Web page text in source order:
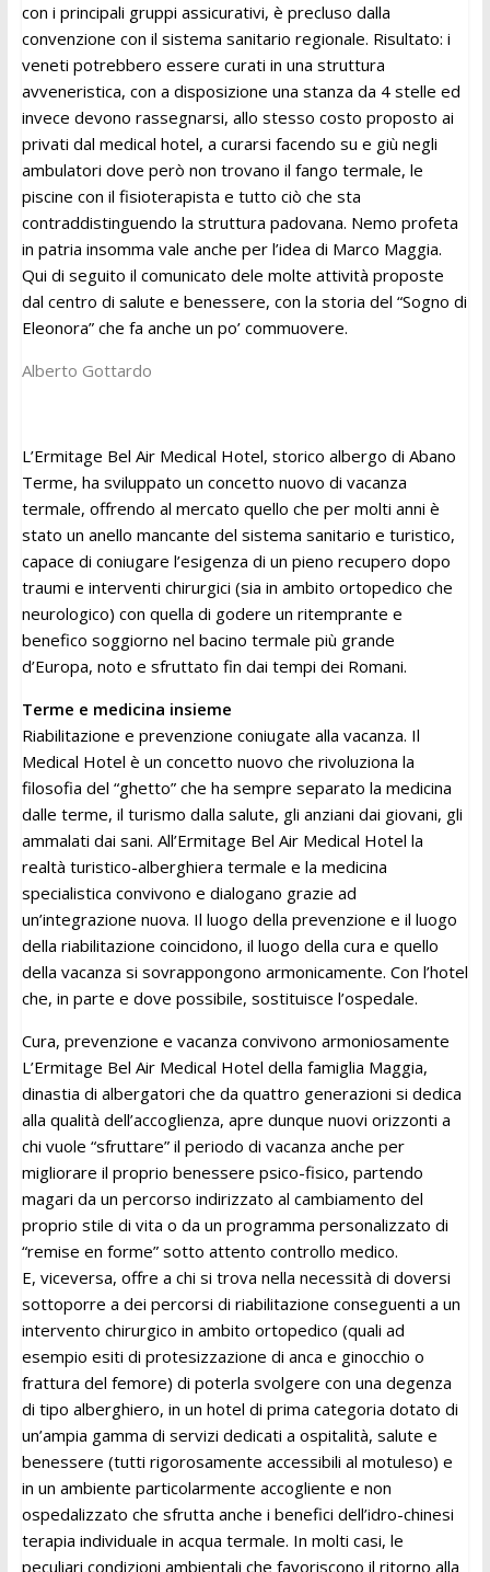
con i principali gruppi assicurativi, è precluso dalla
convenzione con il sistema sanitario regionale. Risultato: i
veneti potrebbero essere curati in una struttura
avveneristica, con a disposizione una stanza da 4 stelle ed
invece devono rassegnarsi, allo stesso costo proposto ai
privati dal medical hotel, a curarsi facendo su e giù negli
ambulatori dove però non trovano il fango termale, le
piscine con il fisioterapista e tutto ciò che sta
contraddistinguendo la struttura padovana. Nemo profeta
in patria insomma vale anche per l’idea di Marco Maggia.
Qui di seguito il comunicato dele molte attività proposte
dal centro di salute e benessere, con la storia del “Sogno di
Eleonora” che fa anche un po’ commuovere.
Alberto Gottardo
L’Ermitage Bel Air Medical Hotel, storico albergo di Abano
Terme, ha sviluppato un concetto nuovo di vacanza
termale, offrendo al mercato quello che per molti anni è
stato un anello mancante del sistema sanitario e turistico,
capace di coniugare l’esigenza di un pieno recupero dopo
traumi e interventi chirurgici (sia in ambito ortopedico che
neurologico) con quella di godere un ritemprante e
benefico soggiorno nel bacino termale più grande
d’Europa, noto e sfruttato fin dai tempi dei Romani.
Terme e medicina insieme
Riabilitazione e prevenzione coniugate alla vacanza. Il
Medical Hotel è un concetto nuovo che rivoluziona la
filosofia del “ghetto” che ha sempre separato la medicina
dalle terme, il turismo dalla salute, gli anziani dai giovani, gli
ammalati dai sani. All’Ermitage Bel Air Medical Hotel la
realtà turistico-alberghiera termale e la medicina
specialistica convivono e dialogano grazie ad
un’integrazione nuova. Il luogo della prevenzione e il luogo
della riabilitazione coincidono, il luogo della cura e quello
della vacanza si sovrappongono armonicamente. Con l’hotel
che, in parte e dove possibile, sostituisce l’ospedale.
Cura, prevenzione e vacanza convivono armoniosamente
L’Ermitage Bel Air Medical Hotel della famiglia Maggia,
dinastia di albergatori che da quattro generazioni si dedica
alla qualità dell’accoglienza, apre dunque nuovi orizzonti a
chi vuole “sfruttare” il periodo di vacanza anche per
migliorare il proprio benessere psico-fisico, partendo
magari da un percorso indirizzato al cambiamento del
proprio stile di vita o da un programma personalizzato di
“remise en forme” sotto attento controllo medico.
E, viceversa, offre a chi si trova nella necessità di doversi
sottoporre a dei percorsi di riabilitazione conseguenti a un
intervento chirurgico in ambito ortopedico (quali ad
esempio esiti di protesizzazione di anca e ginocchio o
frattura del femore) di poterla svolgere con una degenza
di tipo alberghiero, in un hotel di prima categoria dotato di
un’ampia gamma di servizi dedicati a ospitalità, salute e
benessere (tutti rigorosamente accessibili al motuleso) e
in un ambiente particolarmente accogliente e non
ospedalizzato che sfrutta anche i benefici dell’idro-chinesi
terapia individuale in acqua termale. In molti casi, le
peculiari condizioni ambientali che favoriscono il ritorno alla